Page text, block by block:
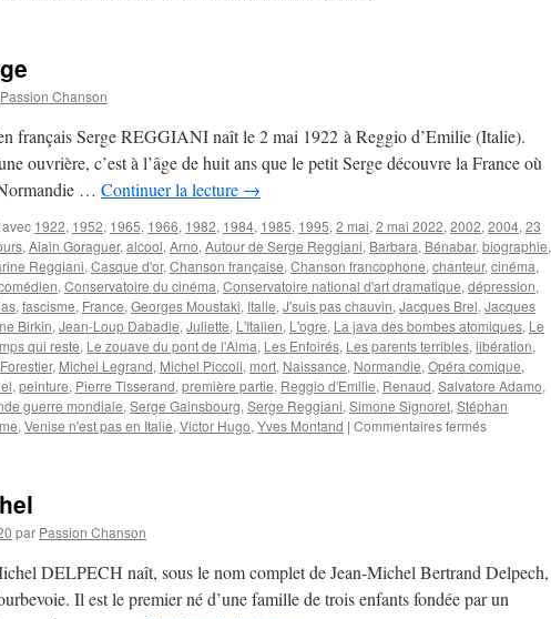
Passion Chanson
français Serge REGGIANI naît le 2 mai 1922 à Reggio d’Emilie (Italie).
ouvrière, c’est à l’âge de huit ans que le petit Serge découvre la France où
… Continuer la lecture →
1922, 1952, 1965, 1966, 1982, 1984, 1985, 1995, 2 mai, 2 mai 2022, 2002, 2004, 23
, Alain Goraguer, alcool, Arno, Autour de Serge Reggiani, Barbara, Bénabar, biographie,
Reggiani, Casque d'or, Chanson française, Chanson francophone, chanteur, cinéma,
, Conservatoire du cinéma, Conservatoire national d'art dramatique, dépression,
, fascisme, France, Georges Moustaki, Italie, J'suis pas chauvin, Jacques Brel, Jacques
Birkin, Jean-Loup Dabadie, Juliette, L'Italien, L'ogre, La java des bombes atomiques, Le
qui reste, Le zouave du pont de l'Alma, Les Enfoirés, Les parents terribles, libération,
, Michel Legrand, Michel Piccoli, mort, Naissance, Normandie, Opéra comique,
, peinture, Pierre Tisserand, première partie, Reggio d'Emilie, Renaud, Salvatore Adamo,
guerre mondiale, Serge Gainsbourg, Serge Reggiani, Simone Signoret, Stéphan
, Venise n'est pas en Italie, Victor Hugo, Yves Montand | Commentaires ferméssur
par Passion Chanson
DELPECH naît, sous le nom complet de Jean-Michel Bertrand Delpech,
Il est le premier né d’une famille de trois enfants fondée par un